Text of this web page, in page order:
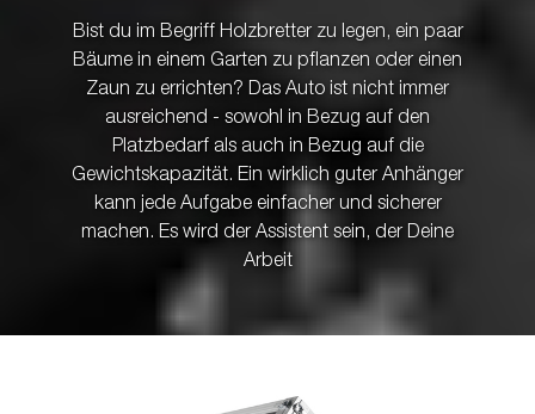
Bist du im Begriff Holzbretter zu legen, ein paar
Bäume in einem Garten zu pflanzen oder einen
Zaun zu errichten? Das Auto ist nicht immer
ausreichend - sowohl in Bezug auf den
Platzbedarf als auch in Bezug auf die
Gewichtskapazität. Ein wirklich guter Anhänger
kann jede Aufgabe einfacher und sicherer
machen. Es wird der Assistent sein, der Deine
Arbeit